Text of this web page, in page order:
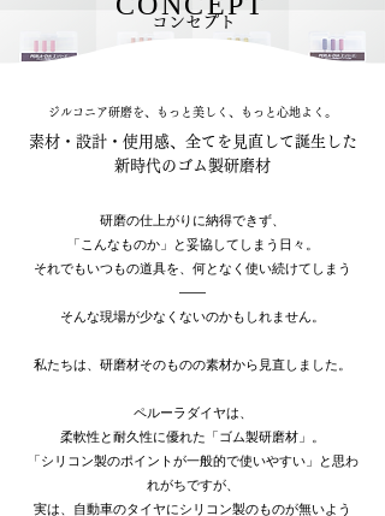
コンセプト
ジルコニア研磨を、もっと美しく、もっと心地よく。
素材・設計・使用感、全てを見直して誕生した
新時代のゴム製研磨材
研磨の仕上がりに納得できず、
「こんなものか」と妥協してしまう日々。
それでもいつもの道具を、何となく使い続けてしまう
——
そんな現場が少なくないのかもしれません。
私たちは、研磨材そのものの素材から見直しました。
ペルーラダイヤは、
柔軟性と耐久性に優れた「ゴム製研磨材」。
「シリコン製のポイントが一般的で使いやすい」と思わ
れがちですが、
実は、自動車のタイヤにシリコン製のものが無いよう